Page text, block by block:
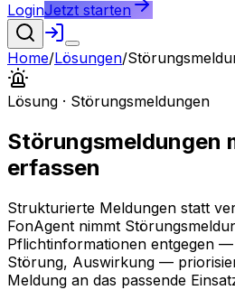
LoginJetzt starten
Home/Lösungen/
Lösung · Störungsmeldungen
Störungsmeldungen
erfassen
Strukturierte Meldungen statt
FonAgent nimmt
Pflichtinformationen entgegen
Störung, Auswirkung —
Meldung an das passende